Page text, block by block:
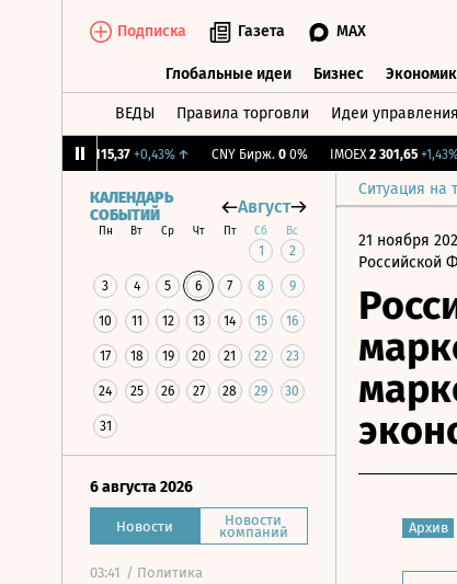
Подписка Газета MAX
Глобальные идеи Бизнес
ВЕДЫ Правила торговли Идеи управления
115,37 +0,43%↑ CNY Бирж. 0 0% IMOEX 2 301,65 +1,43%↑
Ситуация на
КАЛЕНДАРЬ
СОБЫТИЙ
Август
Пн Вт Ср Чт Пт Сб Вс
1 2
3 4 5 6 7 8 9
10 11 12 13 14 15 16
17 18 19 20 21 22 23
24 25 26 27 28 29 30
31
6 августа 2026
Новости Новости
компаний
03:41 / Политика
21 ноября
Российской
Архив